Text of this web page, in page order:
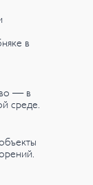
в
— в
среде.